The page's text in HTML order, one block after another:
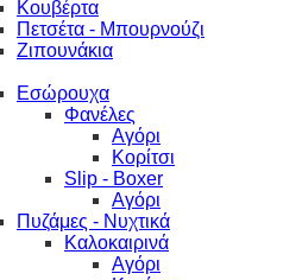
Κουβέρτα
Πετσέτα - Μπουρνούζι
Ζιπουνάκια
Εσώρουχα
Φανέλες
Αγόρι
Κορίτσι
Slip - Boxer
Αγόρι
Πυζάμες - Νυχτικά
Καλοκαιρινά
Αγόρι